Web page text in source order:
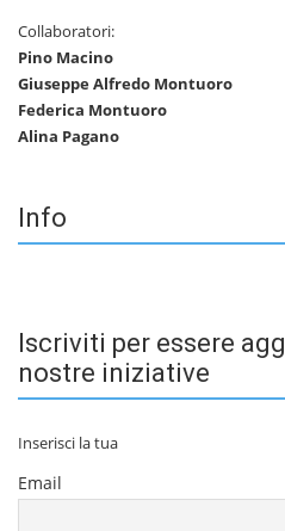
Collaboratori:
Pino Macino
Giuseppe Alfredo Montuoro
Federica Montuoro
Alina Pagano
Info
Iscriviti per essere
nostre iniziative
Inserisci la tua
Email